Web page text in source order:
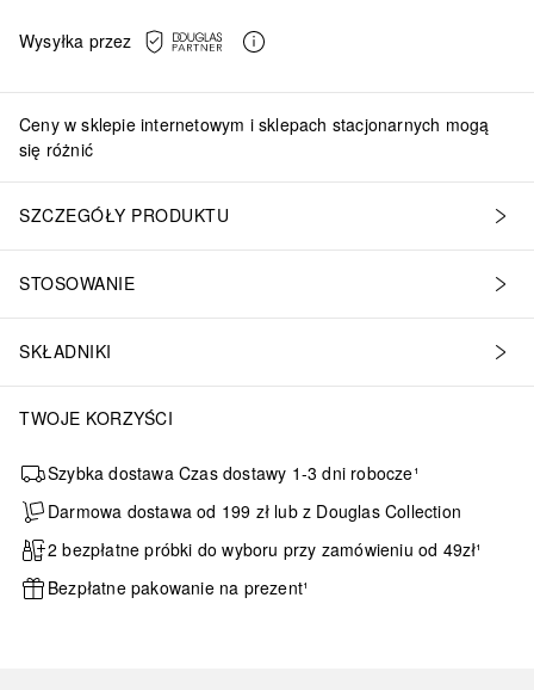
Wysyłka przez
Ceny w sklepie internetowym i sklepach stacjonarnych mogą
się różnić
SZCZEGÓŁY PRODUKTU
STOSOWANIE
SKŁADNIKI
TWOJE KORZYŚCI
Szybka dostawa Czas dostawy 1-3 dni robocze¹
Darmowa dostawa od 199 zł lub z Douglas Collection
2 bezpłatne próbki do wyboru przy zamówieniu od 49zł¹
Bezpłatne pakowanie na prezent¹